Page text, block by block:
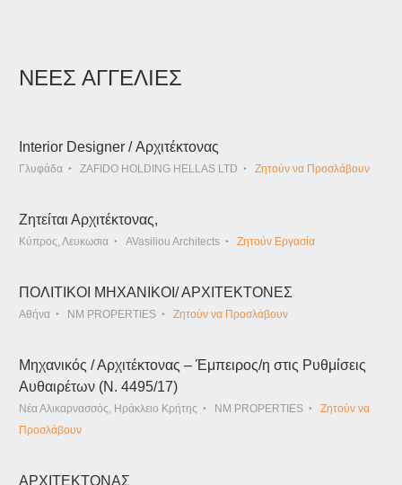
ΝΕΕΣ ΑΓΓΕΛΙΕΣ
Interior Designer / Αρχιτέκτονας
Γλυφάδα ZAFIDO HOLDING HELLAS LTD Ζητούν να Προσλάβουν
Ζητείται Αρχιτέκτονας,
Κύπρος, Λευκωσια AVasiliou Architects Ζητούν Εργασία
ΠΟΛΙΤΙΚΟΙ ΜΗΧΑΝΙΚΟΙ/ ΑΡΧΙΤΕΚΤΟΝΕΣ
Αθήνα NM PROPERTIES Ζητούν να Προσλάβουν
Μηχανικός / Αρχιτέκτονας – Έμπειρος/η στις Ρυθμίσεις
Αυθαιρέτων (Ν. 4495/17)
Νέα Αλικαρνασσός, Ηράκλειο Κρήτης NM PROPERTIES
Ζητούν να
Προσλάβουν
ΑΡΧΙΤΕΚΤΟΝΑΣ